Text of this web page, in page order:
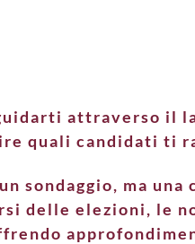
guidarti attraverso
quali candidati ti
un sondaggio, ma
delle elezioni, le